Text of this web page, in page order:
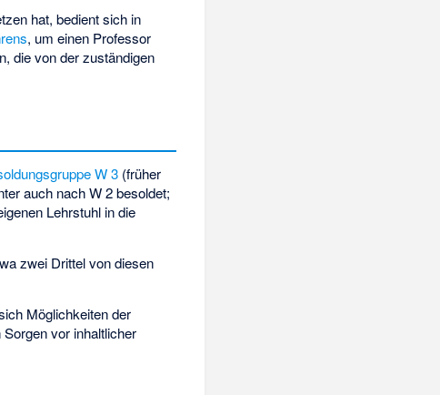
hat, bedient sich in
, um einen Professor
die von der zuständigen
W 3 (früher
auch nach W 2 besoldet;
Lehrstuhl in die
zwei Drittel von diesen
Möglichkeiten der
vor inhaltlicher